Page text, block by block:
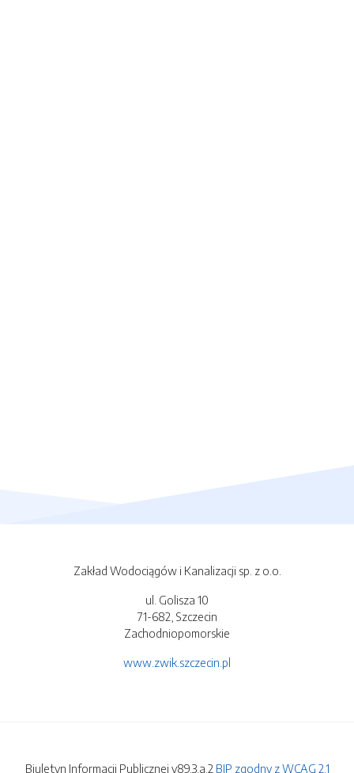
Zakład Wodociągów i Kanalizacji sp. z o.o.
ul. Golisza 10
71-682, Szczecin
Zachodniopomorskie
www.zwik.szczecin.pl
Biuletyn Informacji Publicznej v89.3.a.2 BIP zgodny z WCAG 2.1